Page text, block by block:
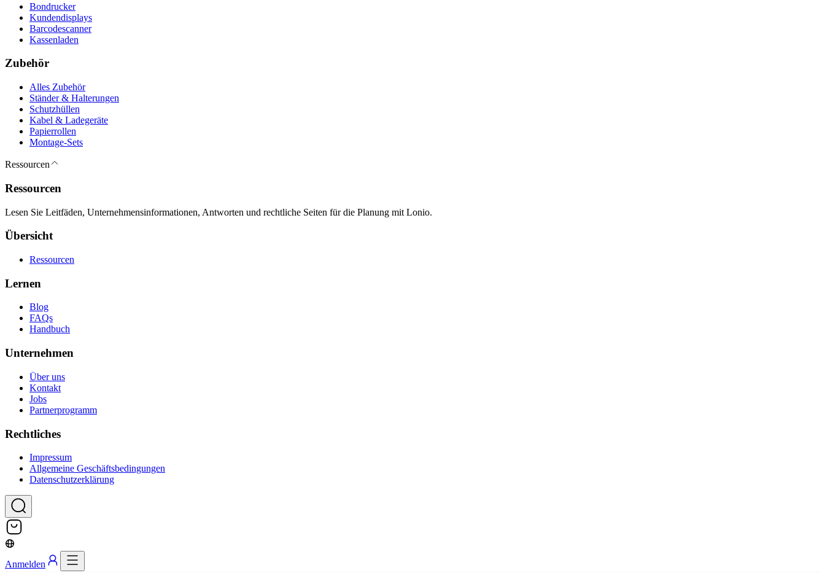
Bondrucker
Kundendisplays
Barcodescanner
Kassenladen
Zubehör
Alles Zubehör
Ständer & Halterungen
Schutzhüllen
Kabel & Ladegeräte
Papierrollen
Montage-Sets
Ressourcen
Ressourcen
Lesen Sie Leitfäden, Unternehmensinformationen, Antworten und rechtliche Seiten für die Planung mit Lonio.
Übersicht
Ressourcen
Lernen
Blog
FAQs
Handbuch
Unternehmen
Über uns
Kontakt
Jobs
Partnerprogramm
Rechtliches
Impressum
Allgemeine Geschäftsbedingungen
Datenschutzerklärung
Anmelden